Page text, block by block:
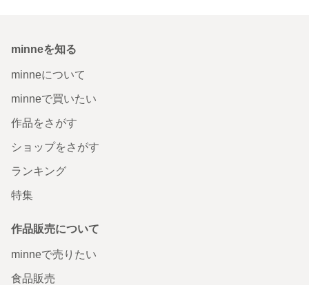
minneを知る
minneについて
minneで買いたい
作品をさがす
ショップをさがす
ランキング
特集
作品販売について
minneで売りたい
食品販売